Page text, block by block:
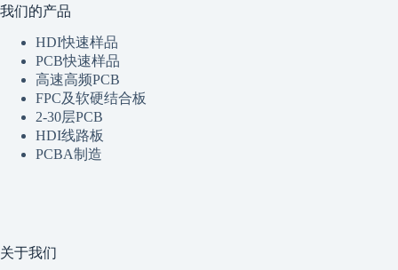
我们的产品
HDI快速样品
PCB快速样品
高速高频PCB
FPC及软硬结合板
2-30层PCB
HDI线路板
PCBA制造
关于我们